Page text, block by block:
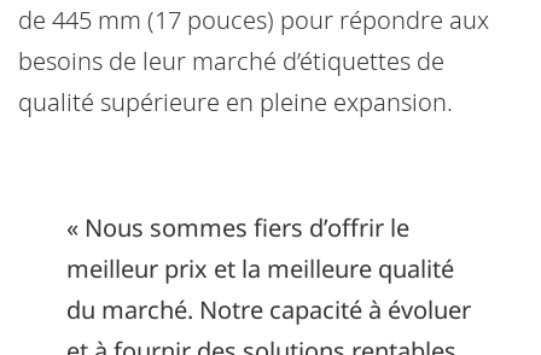
de 445 mm (17 pouces) pour répondre aux
besoins de leur marché d’étiquettes de
qualité supérieure en pleine expansion.
« Nous sommes fiers d’offrir le
meilleur prix et la meilleure qualité
du marché. Notre capacité à évoluer